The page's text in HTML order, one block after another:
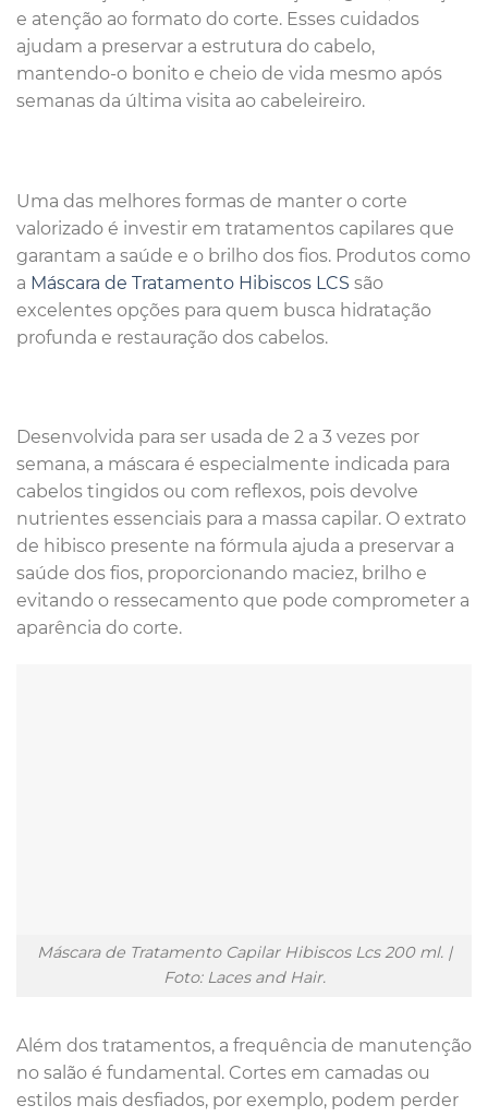
e atenção ao formato do corte. Esses cuidados
ajudam a preservar a estrutura do cabelo,
mantendo-o bonito e cheio de vida mesmo após
semanas da última visita ao cabeleireiro.
Uma das melhores formas de manter o corte
valorizado é investir em tratamentos capilares que
garantam a saúde e o brilho dos fios. Produtos como
a Máscara de Tratamento Hibiscos LCS são
excelentes opções para quem busca hidratação
profunda e restauração dos cabelos.
Desenvolvida para ser usada de 2 a 3 vezes por
semana, a máscara é especialmente indicada para
cabelos tingidos ou com reflexos, pois devolve
nutrientes essenciais para a massa capilar. O extrato
de hibisco presente na fórmula ajuda a preservar a
saúde dos fios, proporcionando maciez, brilho e
evitando o ressecamento que pode comprometer a
aparência do corte.
Máscara de Tratamento Capilar Hibiscos Lcs 200 ml. |
Foto: Laces and Hair.
Além dos tratamentos, a frequência de manutenção
no salão é fundamental. Cortes em camadas ou
estilos mais desfiados, por exemplo, podem perder